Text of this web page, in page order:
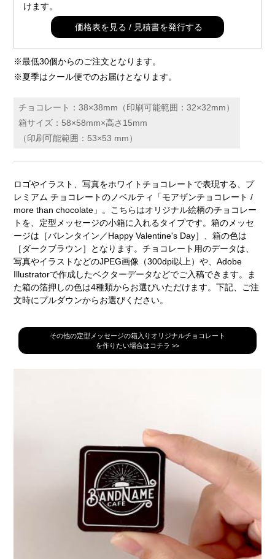
けます。
価格表を見る / 見積書を発行する
※最低30個からのご注文となります。
※夏季はクール便でのお届けとなります。
チョコレート：38×38mm（印刷可能範囲：32×32mm）
箱サイズ：58×58mm×高さ15mm
（印刷可能範囲：53×53 mm）
ロゴやイラスト、写真をホワイトチョコレートで表現する、プ
レミアム チョコレートのノベルティ「モアザンチョコレート /
more than chocolate」。こちらはオリジナル絵柄のチョコレー
トを、定型メッセージの小箱に入れるタイプです。箱のメッセ
ージは［バレンタイン／Happy Valentine's Day］、箱の色は
［ダークブラウン］となります。チョコレート用のデータは、
写真やイラストなどのJPEG画像（300dpi以上）や、Adobe
Illustratorで作成したベクターデータなどでご入稿できます。ま
た箱の箔押しの色は4種類からお選びいただけます。下記、ご注
文時にプルダウンからお選びください。
その他の定型メッセージの箱入りオリジナルチョコレート
を作りたい場合はコチラ >>